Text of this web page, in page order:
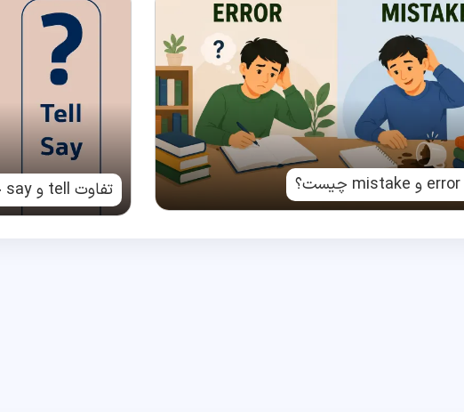
تفاوت tell و say چیست؟